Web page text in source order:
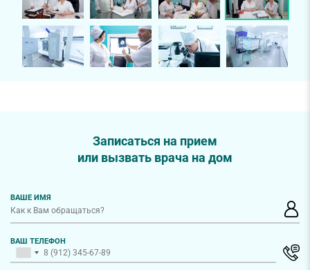
Записаться на прием
или вызвать врача на дом
ВАШЕ ИМЯ
ВАШ ТЕЛЕФОН